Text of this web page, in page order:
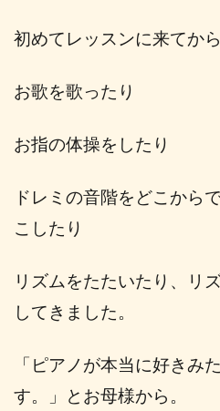
初めてレッスンに来てから
お歌を歌ったり
お指の体操をしたり
ドレミの音階をどこから
こしたり
リズムをたたいたり、リ
してきました。
「ピアノが本当に好きみ
す。」とお母様から。